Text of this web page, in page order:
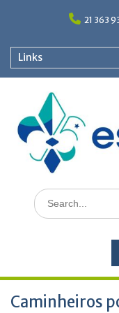
21 363
Links
Search
for:
Caminheiros